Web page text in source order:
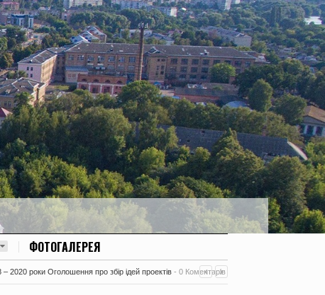
ФОТОГАЛЕРЕЯ
– 2020 роки Оголошення про збір ідей проектів - 0 Коментарів